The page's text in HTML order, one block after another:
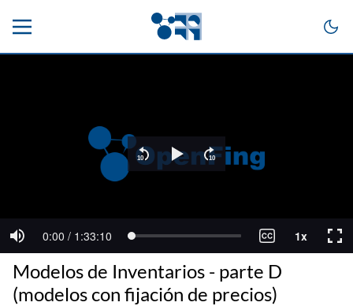
Modelos de Inventarios - parte D
(modelos con fijación de precios)